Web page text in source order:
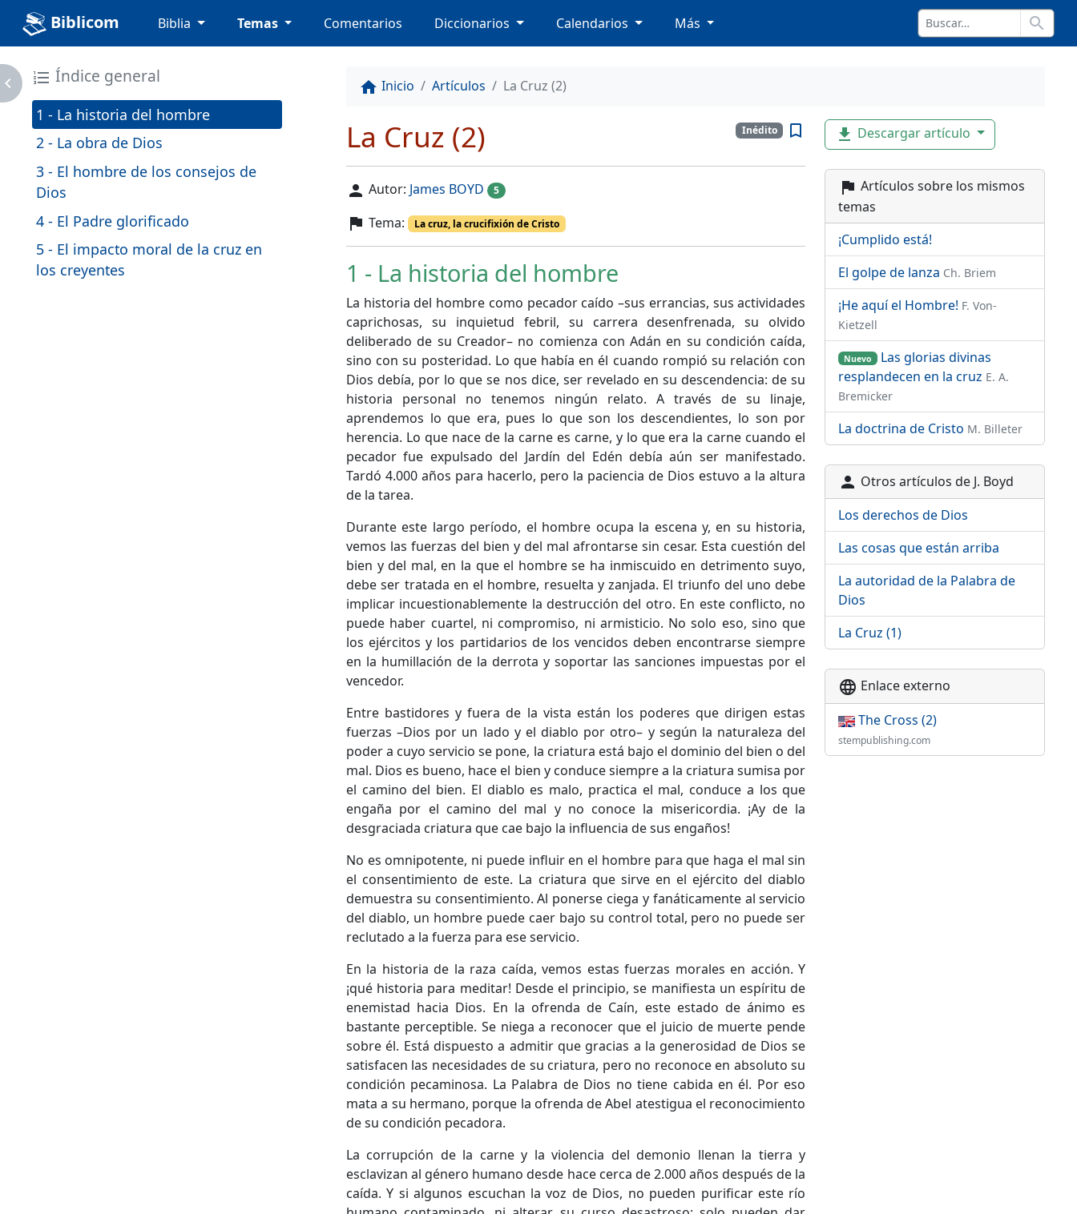
Biblicom Biblia Temas Comentarios Diccionarios Calendarios Más search
format_list_numbered Índice general
1 - La historia del hombre
2 - La obra de Dios
3 - El hombre de los consejos de
Dios
4 - El Padre glorificado
5 - El impacto moral de la cruz en
los creyentes
home Inicio Artículos La Cruz (2)
Inédito bookmark_border
La Cruz (2)
person Autor: James BOYD 5
flag Tema: La cruz, la crucifixión de Cristo
1 - La historia del hombre
La historia del hombre como pecador caído –sus errancias, sus actividades
caprichosas, su inquietud febril, su carrera desenfrenada, su olvido
deliberado de su Creador– no comienza con Adán en su condición caída,
sino con su posteridad. Lo que había en él cuando rompió su relación con
Dios debía, por lo que se nos dice, ser revelado en su descendencia: de su
historia personal no tenemos ningún relato. A través de su linaje,
aprendemos lo que era, pues lo que son los descendientes, lo son por
herencia. Lo que nace de la carne es carne, y lo que era la carne cuando el
pecador fue expulsado del Jardín del Edén debía aún ser manifestado.
Tardó 4.000 años para hacerlo, pero la paciencia de Dios estuvo a la altura
de la tarea.
Durante este largo período, el hombre ocupa la escena y, en su historia,
vemos las fuerzas del bien y del mal afrontarse sin cesar. Esta cuestión del
bien y del mal, en la que el hombre se ha inmiscuido en detrimento suyo,
debe ser tratada en el hombre, resuelta y zanjada. El triunfo del uno debe
implicar incuestionablemente la destrucción del otro. En este conflicto, no
puede haber cuartel, ni compromiso, ni armisticio. No solo eso, sino que
los ejércitos y los partidarios de los vencidos deben encontrarse siempre
en la humillación de la derrota y soportar las sanciones impuestas por el
vencedor.
Entre bastidores y fuera de la vista están los poderes que dirigen estas
fuerzas –Dios por un lado y el diablo por otro– y según la naturaleza del
poder a cuyo servicio se pone, la criatura está bajo el dominio del bien o del
mal. Dios es bueno, hace el bien y conduce siempre a la criatura sumisa por
el camino del bien. El diablo es malo, practica el mal, conduce a los que
engaña por el camino del mal y no conoce la misericordia. ¡Ay de la
desgraciada criatura que cae bajo la influencia de sus engaños!
No es omnipotente, ni puede influir en el hombre para que haga el mal sin
el consentimiento de este. La criatura que sirve en el ejército del diablo
demuestra su consentimiento. Al ponerse ciega y fanáticamente al servicio
del diablo, un hombre puede caer bajo su control total, pero no puede ser
reclutado a la fuerza para ese servicio.
En la historia de la raza caída, vemos estas fuerzas morales en acción. Y
¡qué historia para meditar! Desde el principio, se manifiesta un espíritu de
enemistad hacia Dios. En la ofrenda de Caín, este estado de ánimo es
bastante perceptible. Se niega a reconocer que el juicio de muerte pende
sobre él. Está dispuesto a admitir que gracias a la generosidad de Dios se
satisfacen las necesidades de su criatura, pero no reconoce en absoluto su
condición pecaminosa. La Palabra de Dios no tiene cabida en él. Por eso
mata a su hermano, porque la ofrenda de Abel atestigua el reconocimiento
de su condición pecadora.
La corrupción de la carne y la violencia del demonio llenan la tierra y
esclavizan al género humano desde hace cerca de 2.000 años después de la
caída. Y si algunos escuchan la voz de Dios, no pueden purificar este río
file_download Descargar artículo
flag Artículos sobre los mismos
temas
¡Cumplido está!
El golpe de lanza Ch. Briem
¡He aquí el Hombre! F. Von-
Kietzell
Nuevo Las glorias divinas
resplandecen en la cruz E. A.
Bremicker
La doctrina de Cristo M. Billeter
person Otros artículos de J. Boyd
Los derechos de Dios
Las cosas que están arriba
La autoridad de la Palabra de
Dios
La Cruz (1)
language Enlace externo
The Cross (2)
stempublishing.com